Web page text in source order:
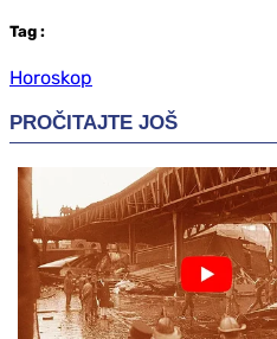
Tag :
Horoskop